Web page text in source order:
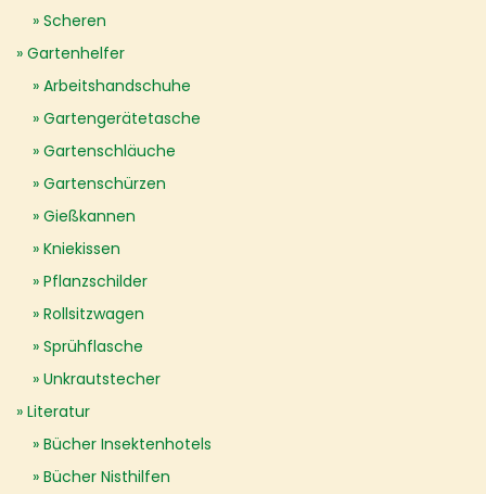
Scheren
Gartenhelfer
Arbeitshandschuhe
Gartengerätetasche
Gartenschläuche
Gartenschürzen
Gießkannen
Kniekissen
Pflanzschilder
Rollsitzwagen
Sprühflasche
Unkrautstecher
Literatur
Bücher Insektenhotels
Bücher Nisthilfen